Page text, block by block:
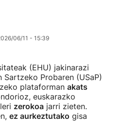
06/11 - 15:39
(EHU) jakinarazi
Probaren (USaP)
plataforman akats
euskarazko
zerokoa jarri zieten.
ez aurkeztutako gisa